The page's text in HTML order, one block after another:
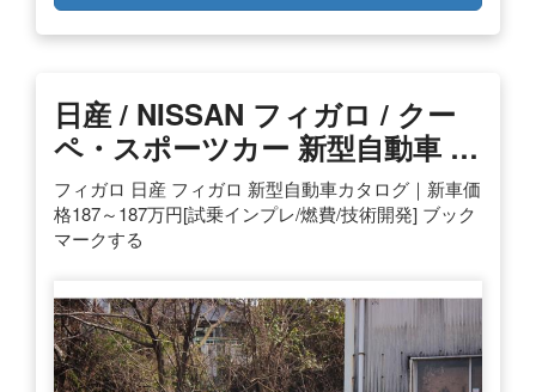
日産 / NISSAN フィガロ / クー
ペ・スポーツカー 新型自動車 …
フィガロ 日産 フィガロ 新型自動車カタログ｜新車価
格187～187万円[試乗インプレ/燃費/技術開発] ブック
マークする